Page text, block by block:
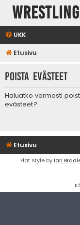
UKK
Etusivu
Poista evästeet
Haluatko varmasti
evästeet?
Etusivu
Flat Style by Ian